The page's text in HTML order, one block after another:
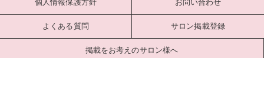
個人情報保護方針 お問い合わせ
よくある質問 サロン掲載登録
掲載をお考えのサロン様へ